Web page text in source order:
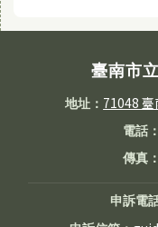
臺南市
地址： 71048
電話
傳真
申訴電